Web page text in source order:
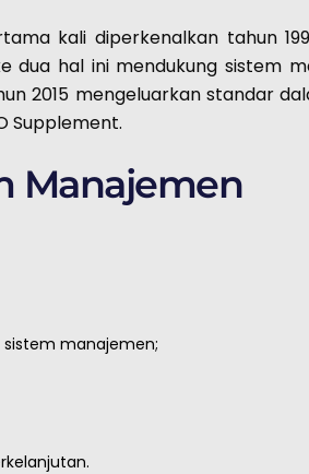
kali diperkenalkan tahun
hal ini mendukung sistem
2015 mengeluarkan standar
Supplement.
Manajemen
manajemen;